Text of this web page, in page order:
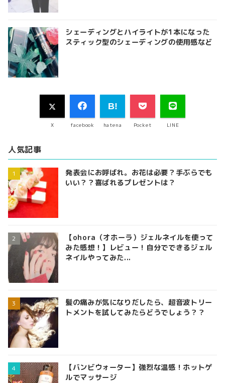
シェーディングとハイライトが1本になった
スティック型のシェーディングの使用感など
X facebook hatena Pocket LINE
人気記事
発表会にお呼ばれ。お花は必要？手ぶらでも
いい？？喜ばれるプレゼントは？
【ohora（オホーラ）ジェルネイルを使って
みた感想！】レビュー！自分でできるジェル
ネイルやってみた...
髪の痛みが気になりだしたら、超音波トリー
トメントを試してみたらどうでしょう？？
【バンビウォーター】強烈な温感！ホットゲ
ルでマッサージ